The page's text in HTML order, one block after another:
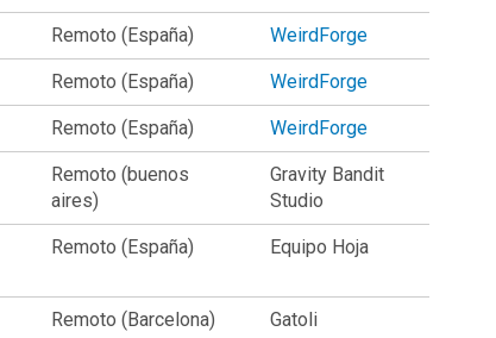
Remoto (España) WeirdForge
Remoto (España) WeirdForge
Remoto (España) WeirdForge
Remoto (buenos
aires)
Gravity Bandit
Studio
Remoto (España) Equipo Hoja
Remoto (Barcelona) Gatoli